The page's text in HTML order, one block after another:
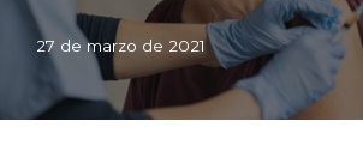
27 de marzo de 2021